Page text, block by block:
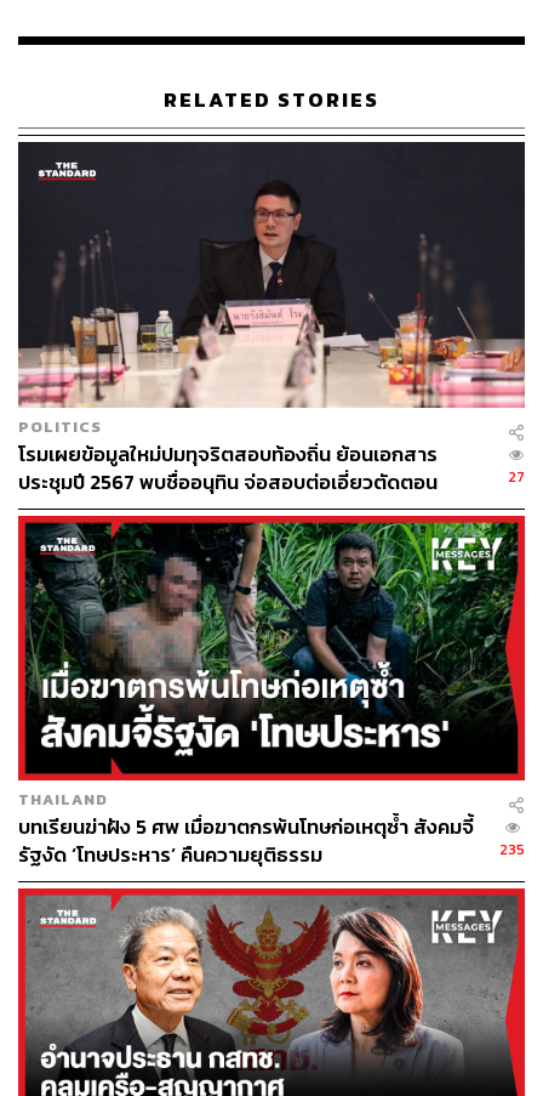
เซียกล่าวถึงค่าจ้างขั้นต่ำในทุกจังหวัดของประเทศไทยขณะนี้
พร้อมระบุว่า หากมีการปรับค่าจ้างขั้นต่ำในอัตราแบบที่ผ่าน
มาคือระดับ 2-16 บาท ต้องปรับอีกอย่างน้อย 24 ครั้ง หรือราว
ไทยหาเสียงไว้
“เพราะค่าจ้างที่ไม่เพียงพอต่อการดำรงชีพ จึงทำให้แรงงาน
ต้องทำงานอย่างหนัก” เซียกล่าว พร้อมกล่าวต่อว่า ปัจจุบัน
แรงงานหากทำงานในบริษัทใดแล้วไม่มี OT หรือค่าล่วงเวลา
เขาจะลาออกไปหางานใหม่ที่มี OT เพราะปัจจุบันเพียงแค่ค่า
จ้างไม่เพียงพอต่อการดำรงชีพ ต้องหาเงินให้ได้มากพอมาใช้
จ่ายในครอบครัว
สำหรับประเด็นสำคัญในร่างกฎหมายฉบับนี้ เช่น
การปรับค่าจ้างขั้นต่ำเพิ่มขึ้นทุกปี
ขยายความคุ้มครองไปถึงฟรีแลนซ์ ไรเดอร์ และลูกจ้าง
ภาครัฐ
เปลี่ยนการจ้างงานแบบรายวันเป็นรายเดือน
กำหนดชั่วโมงการทำงานเป็น 40 ชั่วโมงต่อสัปดาห์
และวันหยุดสัปดาห์ละ 2 วัน
ลาพักร้อนได้ 10 วันต่อปี สะสมวันลาได้ไม่เกิน 1 ปี
ห้ามเลือกปฏิบัติไม่ว่ากรณีใด ทั้งเพศ ศาสนา เชื้อชาติ
ตั้งแต่การเริ่มคัดคนเข้าทำงาน
ลาไปดูแลครอบครัวและคนใกล้ชิดได้ไม่เกิน 15 วันต่อ
ปี
วรรณวิภาเสนอเพิ่มสิทธิวันลาคลอด 180 วัน
วรรณวิภา ไม้สน สส. บัญชีรายชื่อ ปีกแรงงานของพรรคก้าว
ไกล เสนอร่าง พ.ร.บ.คุ้มครองแรงงานอีกหนึ่งฉบับ โดยมี
สาระสำคัญ 2 ข้อหลักคือ เพิ่มการครอบคลุมของกฎหมายนี้
ไปถึงหน่วยงานของรัฐ และการเพิ่มสิทธิวันลาคลอดจาก 98
วัน เป็น 180 วัน และแบ่งสิทธิให้คู่สมรสลาได้ 90 วัน
RELATED STORIES
POLITICS
โรมเผยข้อมูลใหม่ปมทุจริตสอบท้องถิ่น ย้อนเอกสาร
ประชุมปี 2567 พบชื่ออนุทิน จ่อสอบต่อเอี่ยวตัดตอน
ม.บูรพา หรือไม่
27
THAILAND
บทเรียนฆ่าฝัง 5 ศพ เมื่อฆาตกรพ้นโทษก่อเหตุซ้ำ สังคมจี้
รัฐงัด ‘โทษประหาร’ คืนความยุติธรรม
235